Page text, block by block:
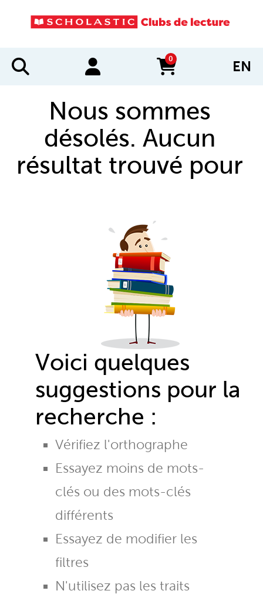
0
items in cart EN
Nous sommes
désolés. Aucun
résultat trouvé pour
Voici quelques
suggestions pour la
recherche :
Vérifiez l'orthographe
Essayez moins de mots-
clés ou des mots-clés
différents
Essayez de modifier les
filtres
N'utilisez pas les traits